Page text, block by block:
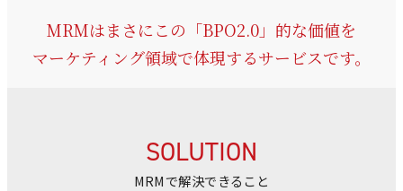
MRMはまさにこの「BPO2.0」的な価値を
マーケティング領域で体現するサービスです。
SOLUTION
MRMで解決できること